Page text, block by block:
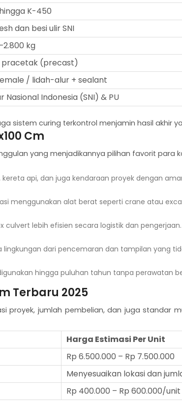
K-450
dan besi ulir SNI
kg
pracetak (precast)
/ lidah-alur + sealant
Nasional Indonesia (SNI) & PU
sistem curing terkontrol menjamin hasil akhir
Cm
yang menjadikannya pilihan favorit para
api, dan juga kendaraan proyek dengan
menggunakan alat berat seperti crane atau
lebih efisien secara logistik dan pengerjaan.
dari pencemaran dan tampilan yang
hingga puluhan tahun tanpa perawatan
Terbaru 2025
proyek, jumlah pembelian, dan juga standar
Harga Estimasi Per Unit
Rp 6.500.000 – Rp 7.500.000
Menyesuaikan lokasi dan
Rp 400.000 – Rp 600.000/unit